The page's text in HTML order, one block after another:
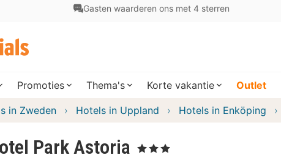
Gasten waarderen ons met 4 sterren
Promoties Thema's Korte vakantie Outlet
in Zweden Hotels in Uppland Hotels in Enköping
Park Astoria , 3 Sterren